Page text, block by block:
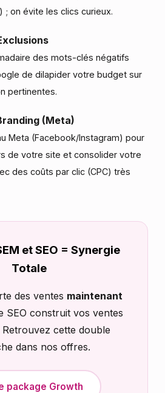
; on évite les clics curieux.
des mots-clés négatifs
de dilapider votre budget sur
pertinentes.
(Meta)
Meta (Facebook/Instagram) pour
de votre site et consolider votre
des coûts par clic (CPC) très
et SEO = Synergie
Totale
des ventes maintenant
SEO construit vos ventes
Retrouvez cette double
dans nos offres.
package Growth